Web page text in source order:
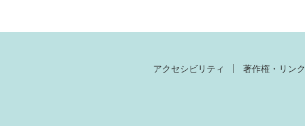
アクセシビリティ 著作権・リンク